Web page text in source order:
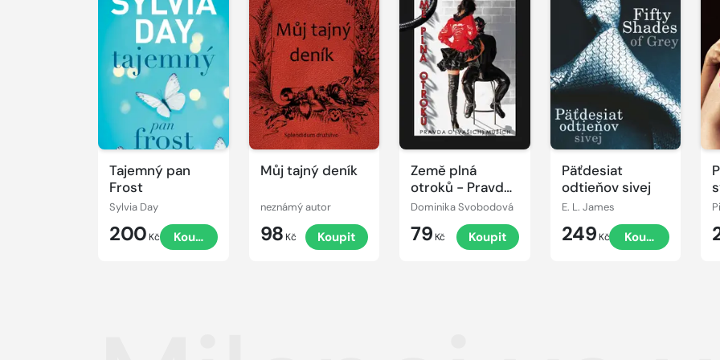
Tajemný pan
Frost
Sylvia Day
200 Kč Koupit
Můj tajný deník
neznámý autor
98 Kč Koupit
Země plná
otroků - Pravda
o (vašich)
Dominika Svobodová
79 Kč Koupit
Päťdesiat
odtieňov sivej
E. L. James
249 Kč Koupit